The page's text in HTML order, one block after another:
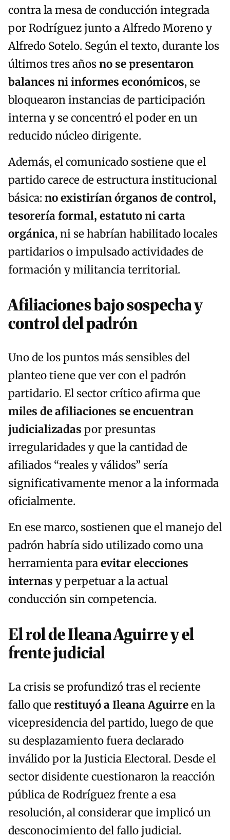
contra la mesa de conducción integrada
por Rodríguez junto a Alfredo Moreno y
Alfredo Sotelo. Según el texto, durante los
últimos tres añosno se presentaron
balances ni informes económicos, se
bloquearon instancias de participación
interna y se concentró el poder en un
reducido núcleo dirigente.
Además, el comunicado sostiene que el
partido carece de estructura institucional
básica: no existirían órganos de control,
tesorería formal, estatuto ni carta
orgánica, ni se habrían habilitado locales
partidarios o impulsado actividades de
formación y militancia territorial.
Afiliaciones bajo sospecha y
control del padrón
Uno de los puntos más sensibles del
planteo tiene que ver con el padrón
partidario. El sector crítico afirma que
miles de afiliaciones se encuentran
judicializadas por presuntas
irregularidades y que la cantidad de
afiliados “reales y válidos” sería
significativamente menor a la informada
oficialmente.
En ese marco, sostienen que el manejo del
padrón habría sido utilizado como una
herramienta paraevitar elecciones
internas y perpetuar a la actual
conducción sin competencia.
El rol de Ileana Aguirre y el
frente judicial
La crisis se profundizó tras el reciente
fallo querestituyó a Ileana Aguirreen la
vicepresidencia del partido, luego de que
su desplazamiento fuera declarado
inválido por la Justicia Electoral. Desde el
sector disidente cuestionaron la reacción
pública de Rodríguez frente a esa
resolución, al considerar que implicó un
desconocimiento del fallo judicial.